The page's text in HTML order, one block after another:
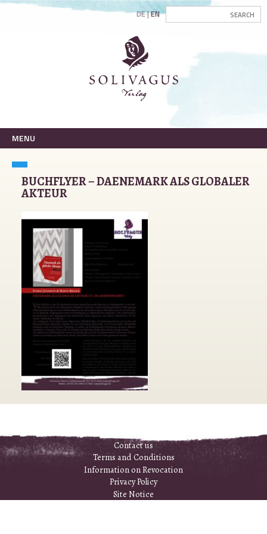
DE EN
MENU
BUCHFLYER – DAENEMARK ALS GLOBALER
AKTEUR
Contact us
Terms and Conditions
Information on Revocation
Privacy Policy
Site Notice